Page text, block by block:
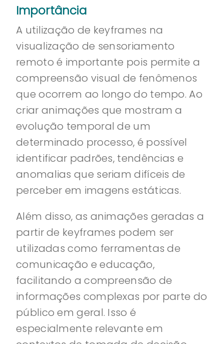
Importância
A utilização de keyframes na
visualização de sensoriamento
remoto é importante pois permite a
compreensão visual de fenômenos
que ocorrem ao longo do tempo. Ao
criar animações que mostram a
evolução temporal de um
determinado processo, é possível
identificar padrões, tendências e
anomalias que seriam difíceis de
perceber em imagens estáticas.
Além disso, as animações geradas a
partir de keyframes podem ser
utilizadas como ferramentas de
comunicação e educação,
facilitando a compreensão de
informações complexas por parte do
público em geral. Isso é
especialmente relevante em